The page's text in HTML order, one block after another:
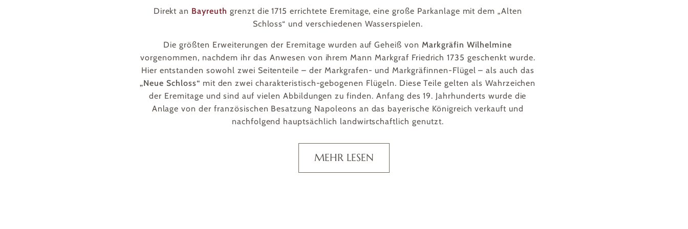
Direkt an Bayreuth grenzt die 1715 errichtete Eremitage, eine große Parkanlage mit dem „Alten
Schloss“ und verschiedenen Wasserspielen.
Die größten Erweiterungen der Eremitage wurden auf Geheiß von Markgräfin Wilhelmine
vorgenommen, nachdem ihr das Anwesen von ihrem Mann Markgraf Friedrich 1735 geschenkt wurde.
Hier entstanden sowohl zwei Seitenteile – der Markgrafen- und Markgräfinnen-Flügel – als auch das
„Neue Schloss“ mit den zwei charakteristisch-gebogenen Flügeln. Diese Teile gelten als Wahrzeichen
der Eremitage und sind auf vielen Abbildungen zu finden. Anfang des 19. Jahrhunderts wurde die
Anlage von der französischen Besatzung Napoleons an das bayerische Königreich verkauft und
nachfolgend hauptsächlich landwirtschaftlich genutzt.
MEHR LESEN